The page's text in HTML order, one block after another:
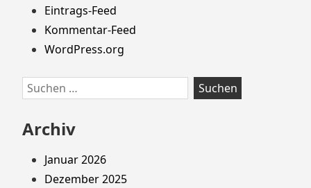
Eintrags-Feed
Kommentar-Feed
WordPress.org
Suchen
nach:
Archiv
Januar 2026
Dezember 2025